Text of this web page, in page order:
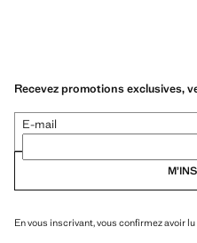
Recevez promotions exclusives,
E-mail
En vous inscrivant, vous confirmez avoir lu